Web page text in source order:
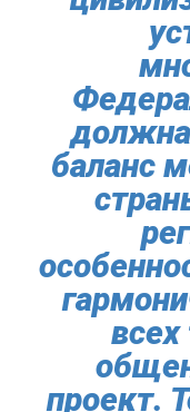
баланс
всех
проект.